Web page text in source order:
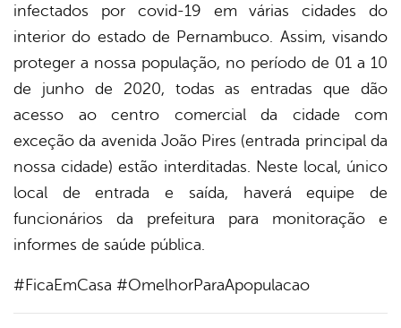
infectados por covid-19 em várias cidades do
interior do estado de Pernambuco. Assim, visando
proteger a nossa população, no período de 01 a 10
de junho de 2020, todas as entradas que dão
acesso ao centro comercial da cidade com
exceção da avenida João Pires (entrada principal da
nossa cidade) estão interditadas. Neste local, único
local de entrada e saída, haverá equipe de
funcionários da prefeitura para monitoração e
informes de saúde pública.
#FicaEmCasa #OmelhorParaApopulacao